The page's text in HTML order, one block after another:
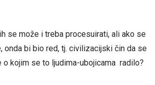
se može i treba procesuirati, ali ako se
onda bi bio red, tj. civilizacijski čin da se
o kojim se to ljudima-ubojicama radilo?